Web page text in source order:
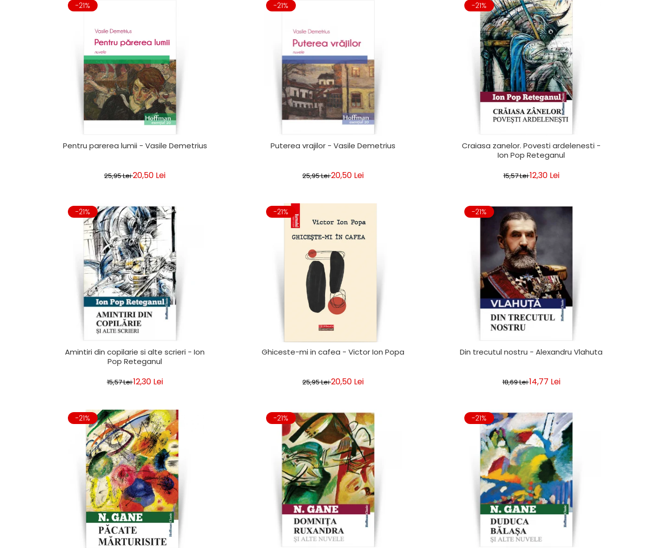
-21%
Pentru parerea lumii - Vasile Demetrius
25,95 Lei20,50 Lei
-21%
Puterea vrajilor - Vasile Demetrius
25,95 Lei20,50 Lei
-21%
Craiasa zanelor. Povesti ardelenesti -
Ion Pop Reteganul
15,57 Lei12,30 Lei
-21%
Amintiri din copilarie si alte scrieri - Ion
Pop Reteganul
15,57 Lei12,30 Lei
-21%
Ghiceste-mi in cafea - Victor Ion Popa
25,95 Lei20,50 Lei
-21%
Din trecutul nostru - Alexandru Vlahuta
18,69 Lei14,77 Lei
-21% -21% -21%